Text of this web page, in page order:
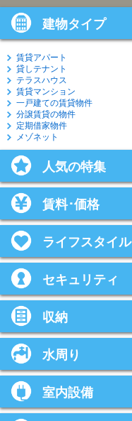
建物タイプ
賃貸アパート
貸しテナント
テラスハウス
賃貸マンション
一戸建ての賃貸物件
分譲賃貸の物件
定期借家物件
メゾネット
人気の特集
賃料･価格
ライフスタイル
セキュリティ
収納
水周り
室内設備